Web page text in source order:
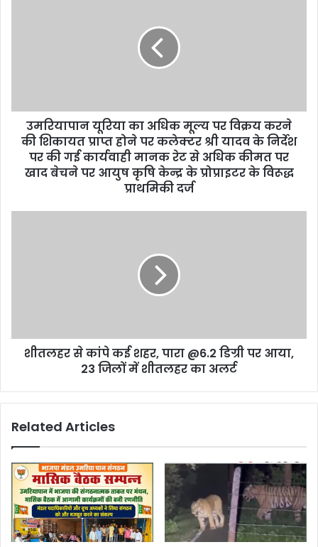
उमरियापान यूरिया का अधिक मूल्य पर विक्रय करने
की शिकायत प्राप्त होने पर कलेक्टर श्री यादव के निर्देश
पर की गई कार्यवाही मानक रेट से अधिक कीमत पर
खाद बेचने पर आयुष कृषि केन्द्र के प्रोप्राइटर के विरूद्ध
प्राथमिकी दर्ज
शीतलहर से कांपे कई शहर, पारा @6.2 डिग्री पर आया,
23 जिलों में शीतलहर का अलर्ट
Related Articles